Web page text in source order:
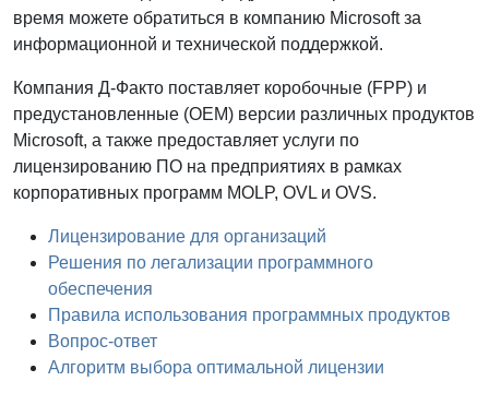
время можете обратиться в компанию Microsoft за
информационной и технической поддержкой.
Компания Д-Факто поставляет коробочные (FPP) и
предустановленные (OEM) версии различных продуктов
Microsoft, а также предоставляет услуги по
лицензированию ПО на предприятиях в рамках
корпоративных программ MOLP, OVL и OVS.
Лицензирование для организаций
Решения по легализации программного
обеспечения
Правила использования программных продуктов
Вопрос-ответ
Алгоритм выбора оптимальной лицензии